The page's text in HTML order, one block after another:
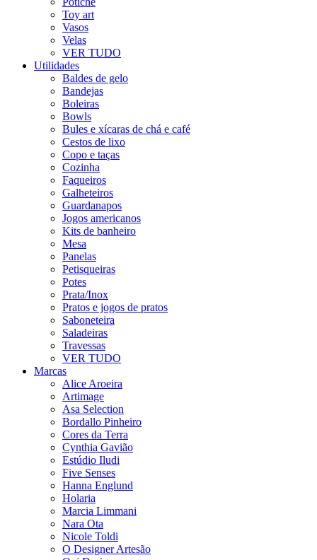
Toy art
Vasos
Velas
VER TUDO
Utilidades
Baldes de gelo
Bandejas
Boleiras
Bowls
Bules e xícaras de chá e café
Cestos de lixo
Copo e taças
Cozinha
Faqueiros
Galheteiros
Guardanapos
Jogos americanos
Kits de banheiro
Mesa
Panelas
Petisqueiras
Potes
Prata/Inox
Pratos e jogos de pratos
Saboneteira
Saladeiras
Travessas
VER TUDO
Marcas
Alice Aroeira
Artimage
Asa Selection
Bordallo Pinheiro
Cores da Terra
Cynthia Gavião
Estúdio Iludi
Five Senses
Hanna Englund
Holaria
Marcia Limmani
Nara Ota
Nicole Toldi
O Designer Artesão